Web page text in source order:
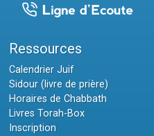
Ressources
Calendrier Juif
Sidour (livre de prière)
Horaires de Chabbath
Livres Torah-Box
Inscription